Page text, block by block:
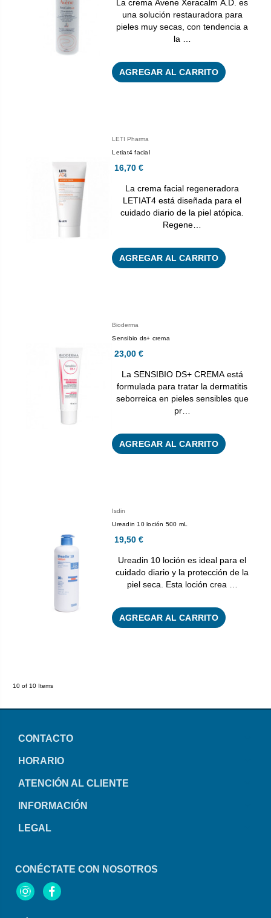
La crema Avene Xeracalm A.D. es
una solución restauradora para
pieles muy secas, con tendencia a
la …
AGREGAR AL CARRITO
LETI Pharma
Letiat4 facial
16,70 €
La crema facial regeneradora
LETIAT4 está diseñada para el
cuidado diario de la piel atópica.
Regene…
AGREGAR AL CARRITO
Bioderma
Sensibio ds+ crema
23,00 €
La SENSIBIO DS+ CREMA está
formulada para tratar la dermatitis
seborreica en pieles sensibles que
pr…
AGREGAR AL CARRITO
Isdin
Ureadin 10 loción 500 mL
19,50 €
Ureadin 10 loción es ideal para el
cuidado diario y la protección de la
piel seca. Esta loción crea …
AGREGAR AL CARRITO
10 of 10 Items
CONTACTO
HORARIO
ATENCIÓN AL CLIENTE
INFORMACIÓN
LEGAL
CONÉCTATE CON NOSOTROS
InstagramFacebook